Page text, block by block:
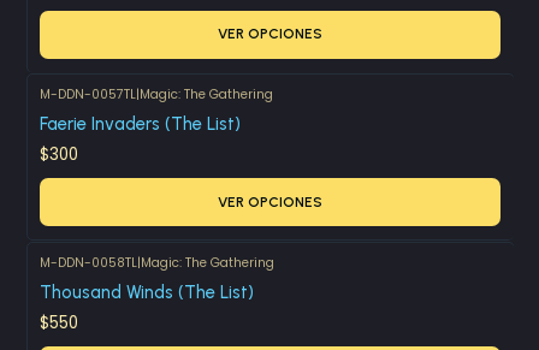
VER OPCIONES
M-DDN-0057TL|Magic: The Gathering
Faerie Invaders (The List)
$300
VER OPCIONES
M-DDN-0058TL|Magic: The Gathering
Thousand Winds (The List)
$550